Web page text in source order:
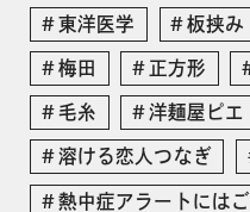
東洋医学 板挟み
梅田 正方形
毛糸 洋麺屋ピエ
溶ける恋人つなぎ
熱中症アラートには